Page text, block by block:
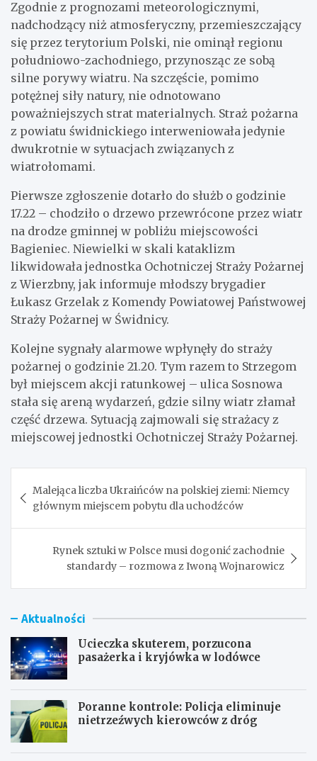
Zgodnie z prognozami meteorologicznymi,
nadchodzący niż atmosferyczny, przemieszczający
się przez terytorium Polski, nie ominął regionu
południowo-zachodniego, przynosząc ze sobą
silne porywy wiatru. Na szczęście, pomimo
potężnej siły natury, nie odnotowano
poważniejszych strat materialnych. Straż pożarna
z powiatu świdnickiego interweniowała jedynie
dwukrotnie w sytuacjach związanych z
wiatrołomami.
Pierwsze zgłoszenie dotarło do służb o godzinie
17.22 – chodziło o drzewo przewrócone przez wiatr
na drodze gminnej w pobliżu miejscowości
Bagieniec. Niewielki w skali kataklizm
likwidowała jednostka Ochotniczej Straży Pożarnej
z Wierzbny, jak informuje młodszy brygadier
Łukasz Grzelak z Komendy Powiatowej Państwowej
Straży Pożarnej w Świdnicy.
Kolejne sygnały alarmowe wpłynęły do straży
pożarnej o godzinie 21.20. Tym razem to Strzegom
był miejscem akcji ratunkowej – ulica Sosnowa
stała się areną wydarzeń, gdzie silny wiatr złamał
część drzewa. Sytuacją zajmowali się strażacy z
miejscowej jednostki Ochotniczej Straży Pożarnej.
wpisu
Malejąca liczba Ukraińców na polskiej ziemi: Niemcy
głównym miejscem pobytu dla uchodźców
Rynek sztuki w Polsce musi dogonić zachodnie
standardy – rozmowa z Iwoną Wojnarowicz
Aktualności
Ucieczka skuterem, porzucona
pasażerka i kryjówka w lodówce
Poranne kontrole: Policja eliminuje
nietrzeźwych kierowców z dróg